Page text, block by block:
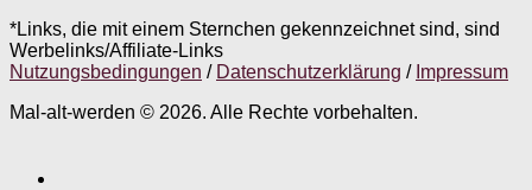
*Links, die mit einem Sternchen gekennzeichnet sind, sind
Werbelinks/Affiliate-Links
Nutzungsbedingungen / Datenschutzerklärung / Impressum
Mal-alt-werden © 2026. Alle Rechte vorbehalten.